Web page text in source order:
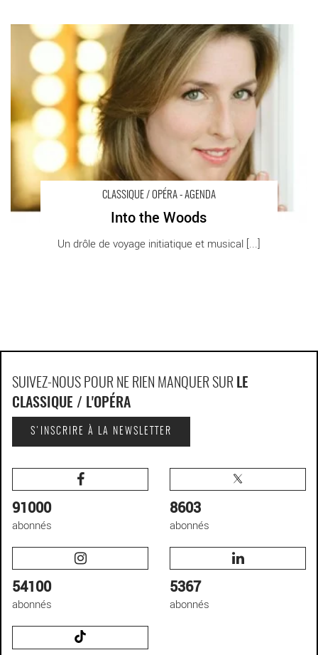
CLASSIQUE / OPÉRA - AGENDA
Into the Woods
Un drôle de voyage initiatique et musical [...]
Into the Woods - Critique sortie Classique / Opéra Paris Théâtre
du Châtelet
SUIVEZ-NOUS POUR NE RIEN MANQUER SUR LE
CLASSIQUE / L'OPÉRA
S'INSCRIRE À LA NEWSLETTER
91000
abonnés
8603
abonnés
54100
abonnés
5367
abonnés